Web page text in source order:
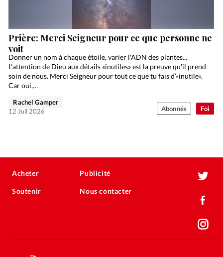
Foi
Prière: Merci Seigneur pour ce que personne ne
voit
Donner un nom à chaque étoile, varier l'ADN des plantes...
L'attention de Dieu aux détails «inutiles» est la preuve qu'il prend
soin de nous. Merci Seigneur pour tout ce que tu fais d’«inutile».
Car oui,…
Rachel Gamper
12 Juil 2026
Abonnés
Acheter
Soutenir
Publicité
Nous contacter